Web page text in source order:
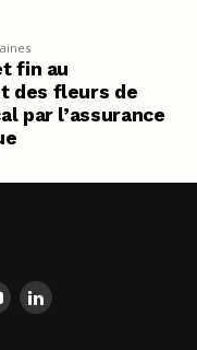
fin au
des fleurs de
par l’assurance